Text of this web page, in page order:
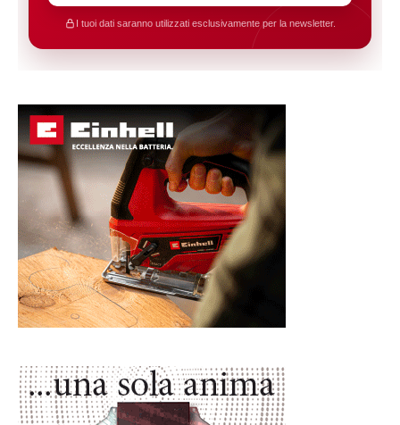
I tuoi dati saranno utilizzati esclusivamente per la newsletter.